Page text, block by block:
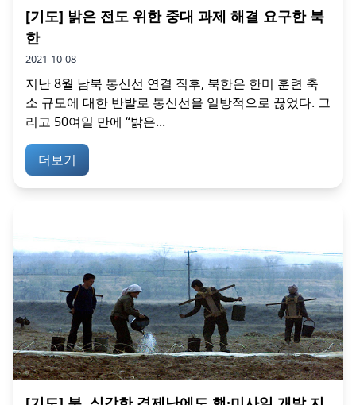
[기도] 밝은 전도 위한 중대 과제 해결 요구한 북
한
2021-10-08
지난 8월 남북 통신선 연결 직후, 북한은 한미 훈련 축
소 규모에 대한 반발로 통신선을 일방적으로 끊었다. 그
리고 50여일 만에 “밝은...
더보기